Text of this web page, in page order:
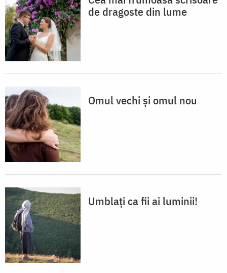
de dragoste din lume
Omul vechi și omul nou
Umblați ca fii ai luminii!